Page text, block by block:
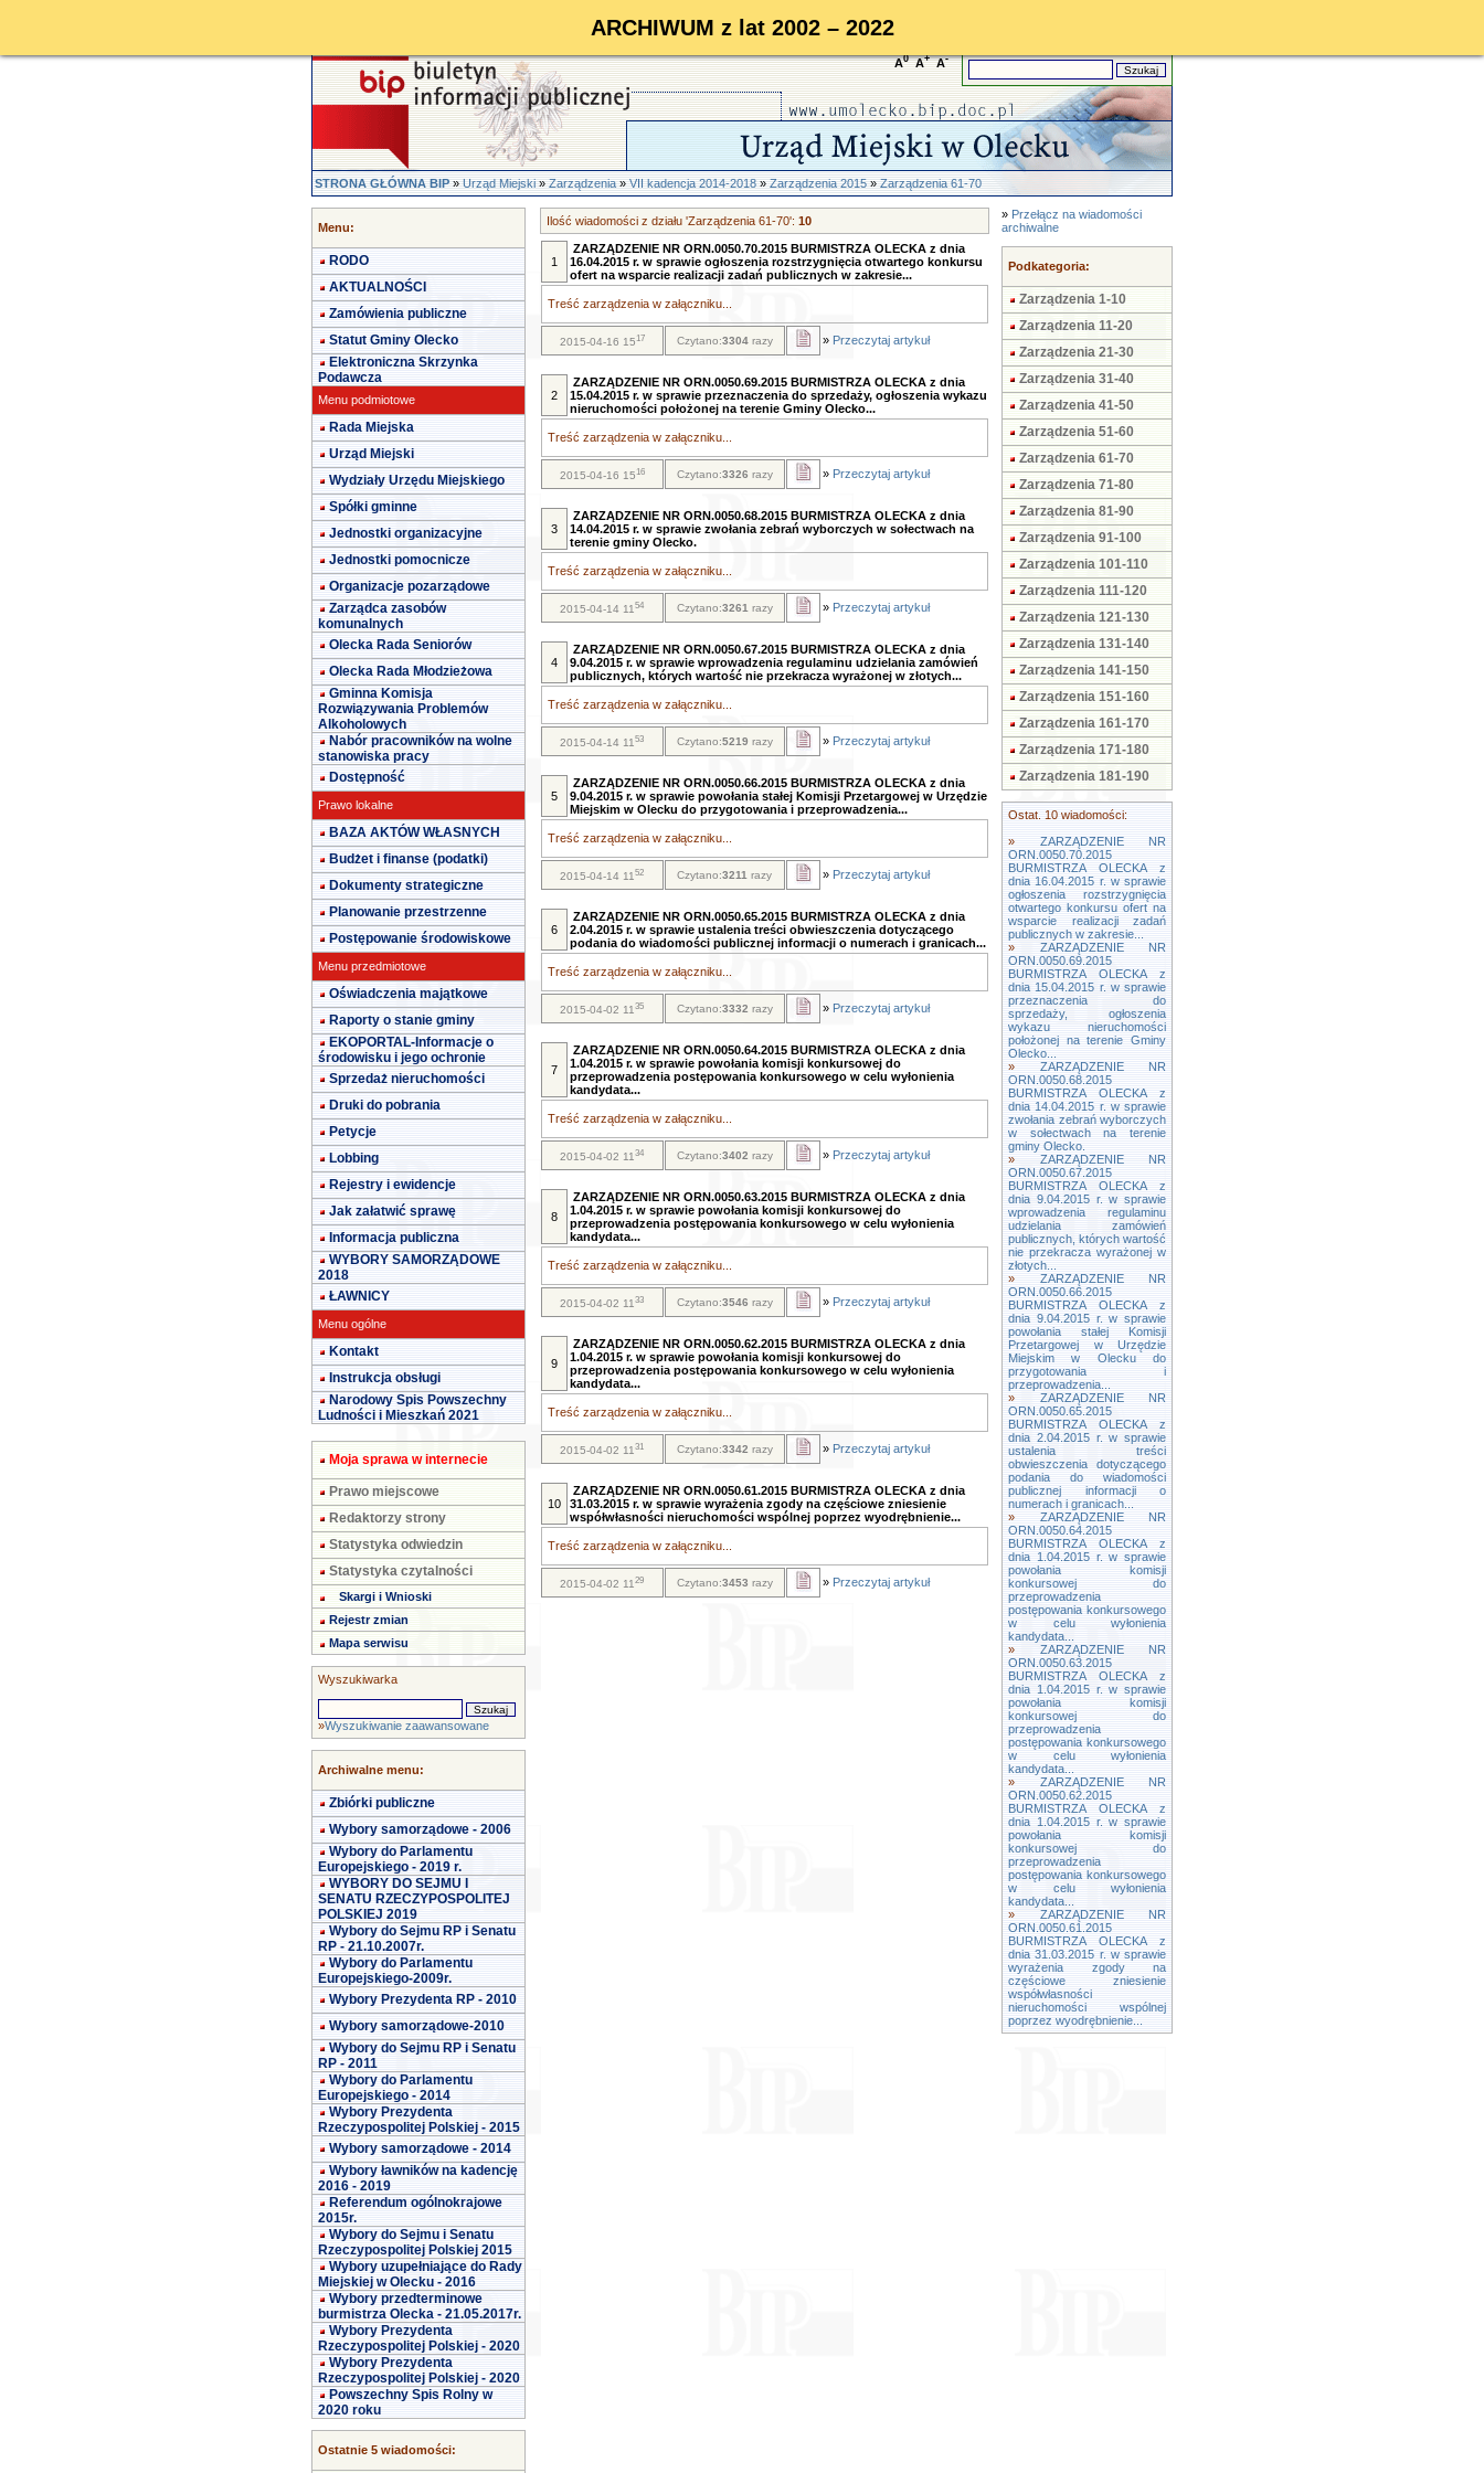
ARCHIWUM z lat 2002 – 2022
A0 A+ A-
STRONA GŁÓWNA BIP»Urząd Miejski»Zarządzenia»VII kadencja 2014-2018»Zarządzenia 2015»Zarządzenia 61-70
Menu:
RODO
AKTUALNOŚCI
Zamówienia publiczne
Statut Gminy Olecko
Elektroniczna Skrzynka
Podawcza
Menu podmiotowe
Rada Miejska
Urząd Miejski
Wydziały Urzędu Miejskiego
Spółki gminne
Jednostki organizacyjne
Jednostki pomocnicze
Organizacje pozarządowe
Zarządca zasobów
komunalnych
Olecka Rada Seniorów
Olecka Rada Młodzieżowa
Gminna Komisja
Rozwiązywania Problemów
Alkoholowych
Nabór pracowników na wolne
stanowiska pracy
Dostępność
Prawo lokalne
BAZA AKTÓW WŁASNYCH
Budżet i finanse (podatki)
Dokumenty strategiczne
Planowanie przestrzenne
Postępowanie środowiskowe
Menu przedmiotowe
Oświadczenia majątkowe
Raporty o stanie gminy
EKOPORTAL-Informacje o
środowisku i jego ochronie
Sprzedaż nieruchomości
Druki do pobrania
Petycje
Lobbing
Rejestry i ewidencje
Jak załatwić sprawę
Informacja publiczna
WYBORY SAMORZĄDOWE
2018
ŁAWNICY
Menu ogólne
Kontakt
Instrukcja obsługi
Narodowy Spis Powszechny
Ludności i Mieszkań 2021
Moja sprawa w internecie
Prawo miejscowe
Redaktorzy strony
Statystyka odwiedzin
Statystyka czytalności
Skargi i Wnioski
Rejestr zmian
Mapa serwisu
Wyszukiwarka
»Wyszukiwanie zaawansowane
Archiwalne menu:
Zbiórki publiczne
Wybory samorządowe - 2006
Wybory do Parlamentu
Europejskiego - 2019 r.
WYBORY DO SEJMU I
SENATU RZECZYPOSPOLITEJ
POLSKIEJ 2019
Wybory do Sejmu RP i Senatu
RP - 21.10.2007r.
Wybory do Parlamentu
Europejskiego-2009r.
Wybory Prezydenta RP - 2010
Wybory samorządowe-2010
Wybory do Sejmu RP i Senatu
RP - 2011
Wybory do Parlamentu
Europejskiego - 2014
Wybory Prezydenta
Rzeczypospolitej Polskiej - 2015
Wybory samorządowe - 2014
Wybory ławników na kadencję
2016 - 2019
Referendum ogólnokrajowe
2015r.
Wybory do Sejmu i Senatu
Rzeczypospolitej Polskiej 2015
Wybory uzupełniające do Rady
Miejskiej w Olecku - 2016
Wybory przedterminowe
burmistrza Olecka - 21.05.2017r.
Wybory Prezydenta
Rzeczypospolitej Polskiej - 2020
Wybory Prezydenta
Rzeczypospolitej Polskiej - 2020
Powszechny Spis Rolny w
2020 roku
Ostatnie 5 wiadomości:
Ilość wiadomości z działu 'Zarządzenia 61-70': 10
1
ZARZĄDZENIE NR ORN.0050.70.2015 BURMISTRZA OLECKA z dnia
16.04.2015 r. w sprawie ogłoszenia rozstrzygnięcia otwartego konkursu
ofert na wsparcie realizacji zadań publicznych w zakresie...
Treść zarządzenia w załączniku...
2015-04-16 1517 Czytano:3304razy » Przeczytaj artykuł
2
ZARZĄDZENIE NR ORN.0050.69.2015 BURMISTRZA OLECKA z dnia
15.04.2015 r. w sprawie przeznaczenia do sprzedaży, ogłoszenia wykazu
nieruchomości położonej na terenie Gminy Olecko...
Treść zarządzenia w załączniku...
2015-04-16 1516 Czytano:3326 razy » Przeczytaj artykuł
3
ZARZĄDZENIE NR ORN.0050.68.2015 BURMISTRZA OLECKA z dnia
14.04.2015 r. w sprawie zwołania zebrań wyborczych w sołectwach na
terenie gminy Olecko.
Treść zarządzenia w załączniku...
2015-04-14 1154 Czytano:3261 razy » Przeczytaj artykuł
4
ZARZĄDZENIE NR ORN.0050.67.2015 BURMISTRZA OLECKA z dnia
9.04.2015 r. w sprawie wprowadzenia regulaminu udzielania zamówień
publicznych, których wartość nie przekracza wyrażonej w złotych...
Treść zarządzenia w załączniku...
2015-04-14 1153 Czytano:5219 razy » Przeczytaj artykuł
5
ZARZĄDZENIE NR ORN.0050.66.2015 BURMISTRZA OLECKA z dnia
9.04.2015 r. w sprawie powołania stałej Komisji Przetargowej w Urzędzie
Miejskim w Olecku do przygotowania i przeprowadzenia...
Treść zarządzenia w załączniku...
2015-04-14 1152 Czytano:3211 razy » Przeczytaj artykuł
6
ZARZĄDZENIE NR ORN.0050.65.2015 BURMISTRZA OLECKA z dnia
2.04.2015 r. w sprawie ustalenia treści obwieszczenia dotyczącego
podania do wiadomości publicznej informacji o numerach i granicach...
Treść zarządzenia w załączniku...
2015-04-02 1135 Czytano:3332 razy » Przeczytaj artykuł
7
ZARZĄDZENIE NR ORN.0050.64.2015 BURMISTRZA OLECKA z dnia
1.04.2015 r. w sprawie powołania komisji konkursowej do
przeprowadzenia postępowania konkursowego w celu wyłonienia
kandydata...
Treść zarządzenia w załączniku...
2015-04-02 1134 Czytano:3402 razy » Przeczytaj artykuł
8
ZARZĄDZENIE NR ORN.0050.63.2015 BURMISTRZA OLECKA z dnia
1.04.2015 r. w sprawie powołania komisji konkursowej do
przeprowadzenia postępowania konkursowego w celu wyłonienia
kandydata...
Treść zarządzenia w załączniku...
2015-04-02 1133 Czytano:3546 razy » Przeczytaj artykuł
9
ZARZĄDZENIE NR ORN.0050.62.2015 BURMISTRZA OLECKA z dnia
1.04.2015 r. w sprawie powołania komisji konkursowej do
przeprowadzenia postępowania konkursowego w celu wyłonienia
kandydata...
Treść zarządzenia w załączniku...
2015-04-02 1131 Czytano:3342 razy » Przeczytaj artykuł
10
ZARZĄDZENIE NR ORN.0050.61.2015 BURMISTRZA OLECKA z dnia
31.03.2015 r. w sprawie wyrażenia zgody na częściowe zniesienie
współwłasności nieruchomości wspólnej poprzez wyodrębnienie...
Treść zarządzenia w załączniku...
2015-04-02 1129 Czytano:3453 razy » Przeczytaj artykuł
» Przełącz na wiadomości
archiwalne
Podkategoria:
Zarządzenia 1-10
Zarządzenia 11-20
Zarządzenia 21-30
Zarządzenia 31-40
Zarządzenia 41-50
Zarządzenia 51-60
Zarządzenia 61-70
Zarządzenia 71-80
Zarządzenia 81-90
Zarządzenia 91-100
Zarządzenia 101-110
Zarządzenia 111-120
Zarządzenia 121-130
Zarządzenia 131-140
Zarządzenia 141-150
Zarządzenia 151-160
Zarządzenia 161-170
Zarządzenia 171-180
Zarządzenia 181-190
Ostat. 10 wiadomości:
» ZARZĄDZENIE NR
ORN.0050.70.2015
BURMISTRZA OLECKA z
dnia 16.04.2015 r. w sprawie
ogłoszenia rozstrzygnięcia
otwartego konkursu ofert na
wsparcie realizacji zadań
publicznych w zakresie...
» ZARZĄDZENIE NR
ORN.0050.69.2015
BURMISTRZA OLECKA z
dnia 15.04.2015 r. w sprawie
przeznaczenia do
sprzedaży, ogłoszenia
wykazu nieruchomości
położonej na terenie Gminy
Olecko...
» ZARZĄDZENIE NR
ORN.0050.68.2015
BURMISTRZA OLECKA z
dnia 14.04.2015 r. w sprawie
zwołania zebrań wyborczych
w sołectwach na terenie
gminy Olecko.
» ZARZĄDZENIE NR
ORN.0050.67.2015
BURMISTRZA OLECKA z
dnia 9.04.2015 r. w sprawie
wprowadzenia regulaminu
udzielania zamówień
publicznych, których wartość
nie przekracza wyrażonej w
złotych...
» ZARZĄDZENIE NR
ORN.0050.66.2015
BURMISTRZA OLECKA z
dnia 9.04.2015 r. w sprawie
powołania stałej Komisji
Przetargowej w Urzędzie
Miejskim w Olecku do
przygotowania i
przeprowadzenia...
» ZARZĄDZENIE NR
ORN.0050.65.2015
BURMISTRZA OLECKA z
dnia 2.04.2015 r. w sprawie
ustalenia treści
obwieszczenia dotyczącego
podania do wiadomości
publicznej informacji o
numerach i granicach...
» ZARZĄDZENIE NR
ORN.0050.64.2015
BURMISTRZA OLECKA z
dnia 1.04.2015 r. w sprawie
powołania komisji
konkursowej do
przeprowadzenia
postępowania konkursowego
w celu wyłonienia
kandydata...
» ZARZĄDZENIE NR
ORN.0050.63.2015
BURMISTRZA OLECKA z
dnia 1.04.2015 r. w sprawie
powołania komisji
konkursowej do
przeprowadzenia
postępowania konkursowego
w celu wyłonienia
kandydata...
» ZARZĄDZENIE NR
ORN.0050.62.2015
BURMISTRZA OLECKA z
dnia 1.04.2015 r. w sprawie
powołania komisji
konkursowej do
przeprowadzenia
postępowania konkursowego
w celu wyłonienia
kandydata...
» ZARZĄDZENIE NR
ORN.0050.61.2015
BURMISTRZA OLECKA z
dnia 31.03.2015 r. w sprawie
wyrażenia zgody na
częściowe zniesienie
współwłasności
nieruchomości wspólnej
poprzez wyodrębnienie...